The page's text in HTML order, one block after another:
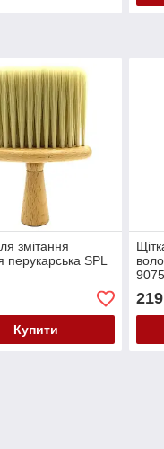
змітання
перукарська SPL
Купити
219